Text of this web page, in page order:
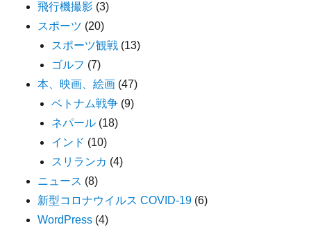
飛行機撮影 (3)
スポーツ (20)
スポーツ観戦 (13)
ゴルフ (7)
本、映画、絵画 (47)
ベトナム戦争 (9)
ネパール (18)
インド (10)
スリランカ (4)
ニュース (8)
新型コロナウイルス COVID-19 (6)
WordPress (4)